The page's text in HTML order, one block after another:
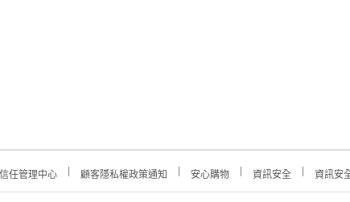
信任管理中心 顧客隱私權政策通知 安心購物 資訊安全 資訊安